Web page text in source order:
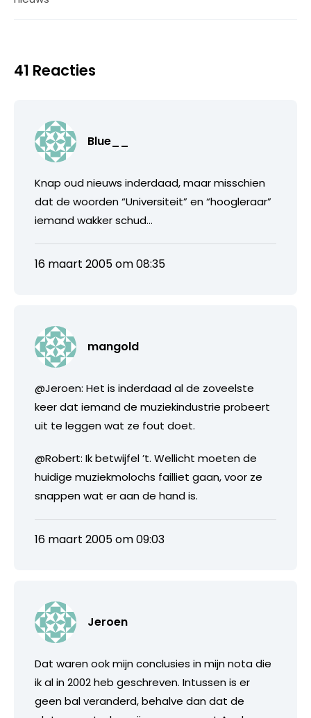
41 Reacties
Blue__
Knap oud nieuws inderdaad, maar misschien
dat de woorden “Universiteit” en “hoogleraar”
iemand wakker schud…
16 maart 2005 om 08:35
mangold
@Jeroen: Het is inderdaad al de zoveelste
keer dat iemand de muziekindustrie probeert
uit te leggen wat ze fout doet.
@Robert: Ik betwijfel ’t. Wellicht moeten de
huidige muziekmolochs failliet gaan, voor ze
snappen wat er aan de hand is.
16 maart 2005 om 09:03
Jeroen
Dat waren ook mijn conclusies in mijn nota die
ik al in 2002 heb geschreven. Intussen is er
geen bal veranderd, behalve dan dat de